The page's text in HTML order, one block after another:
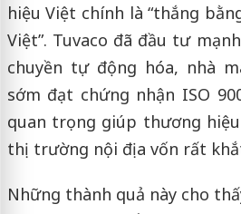
hiệu Việt chính là “thắng
Việt”. Tuvaco đã đầu tư
chuyền tự động hóa, nhà
sớm đạt chứng nhận ISO
quan trọng giúp thương
thị trường nội địa vốn rất
Những thành quả này cho